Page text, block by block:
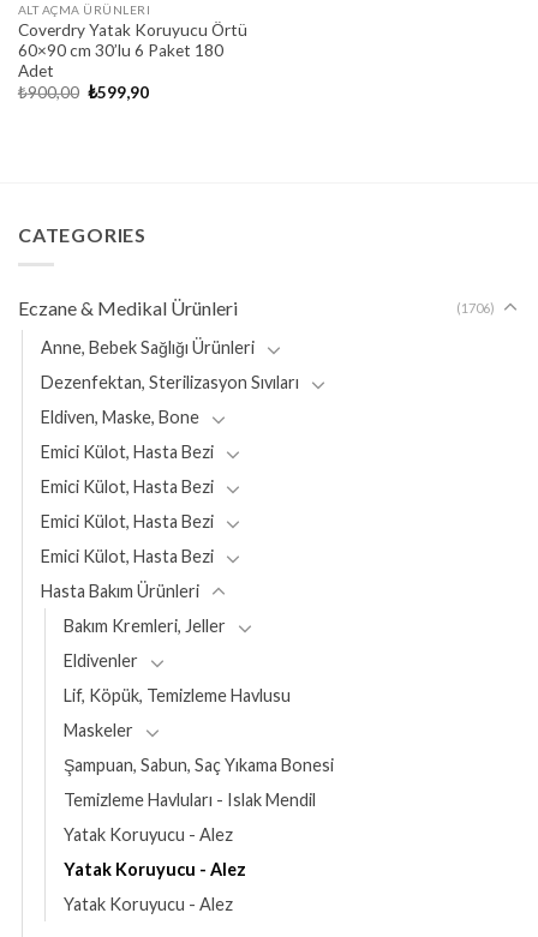
ALT AÇMA ÜRÜNLERI
Coverdry Yatak Koruyucu Örtü
60×90 cm 30’lu 6 Paket 180
Adet
₺900,00 Original
₺599,90Current
CATEGORIES
Eczane & Medikal Ürünleri (1706)
Anne, Bebek Sağlığı Ürünleri
Dezenfektan, Sterilizasyon Sıvıları
Eldiven, Maske, Bone
Emici Külot, Hasta Bezi
Emici Külot, Hasta Bezi
Emici Külot, Hasta Bezi
Emici Külot, Hasta Bezi
Hasta Bakım Ürünleri
Bakım Kremleri, Jeller
Eldivenler
Lif, Köpük, Temizleme Havlusu
Maskeler
Şampuan, Sabun, Saç Yıkama Bonesi
Temizleme Havluları - Islak Mendil
Yatak Koruyucu - Alez
Yatak Koruyucu - Alez
Yatak Koruyucu - Alez